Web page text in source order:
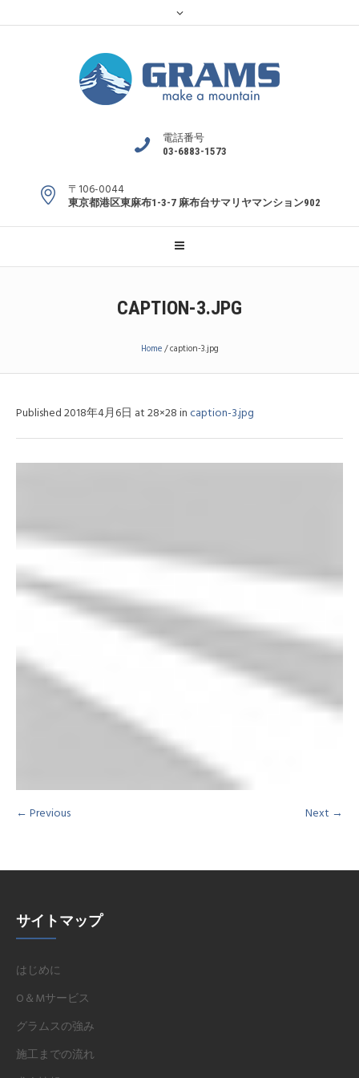
電話番号
03-6883-1573
〒106-0044
東京都港区東麻布1-3-7 麻布台サマリヤマンション902
CAPTION-3.JPG
Home/caption-3.jpg
Published2018年4月6日 at 28×28 incaption-3.jpg
← Previous Next →
サイトマップ
はじめに
O＆Mサービス
グラムスの強み
施工までの流れ